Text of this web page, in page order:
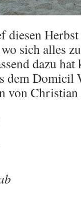
Herbst
sich alles
dazu
dem Domicil
von